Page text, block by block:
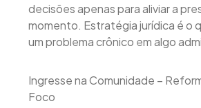
decisões apenas para aliviar a
momento. Estratégia jurídica é o
um problema crônico em algo
Ingresse na Comunidade –
Foco